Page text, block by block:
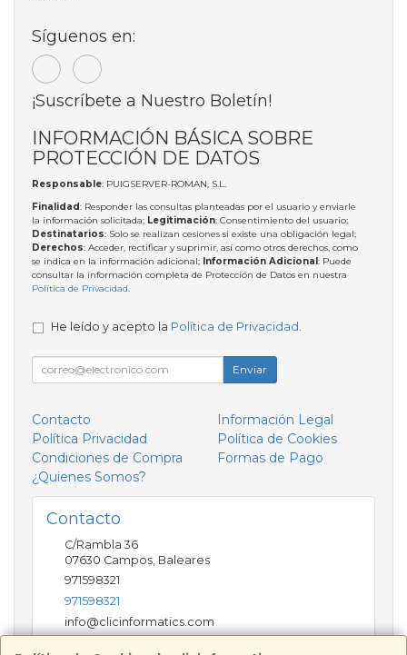
Síguenos en:
¡Suscríbete a Nuestro Boletín!
INFORMACIÓN BÁSICA SOBRE
PROTECCIÓN DE DATOS
Responsable: PUIGSERVER-ROMAN, S.L.
Finalidad: Responder las consultas planteadas por el usuario y enviarle
la información solicitada; Legitimación: Consentimiento del usuario;
Destinatarios: Solo se realizan cesiones si existe una obligación legal;
Derechos: Acceder, rectificar y suprimir, así como otros derechos, como
se indica en la información adicional; Información Adicional: Puede
consultar la información completa de Protección de Datos en nuestra
Política de Privacidad.
He leído y acepto la Política de Privacidad
Enviar
Contacto
Información Legal
Política Privacidad
Política de Cookies
Condiciones de Compra
Formas de Pago
¿Quienes Somos?
Contacto
C/Rambla 36
07630 Campos Baleares
971598321
971598321
info@clicinformatics.com